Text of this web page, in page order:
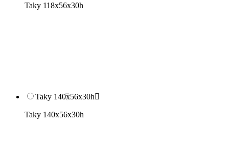
Taky 118x56x30h
Taky 140x56x30h
Taky 140x56x30h